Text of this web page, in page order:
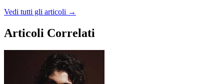
Vedi tutti gli articoli →
Articoli Correlati